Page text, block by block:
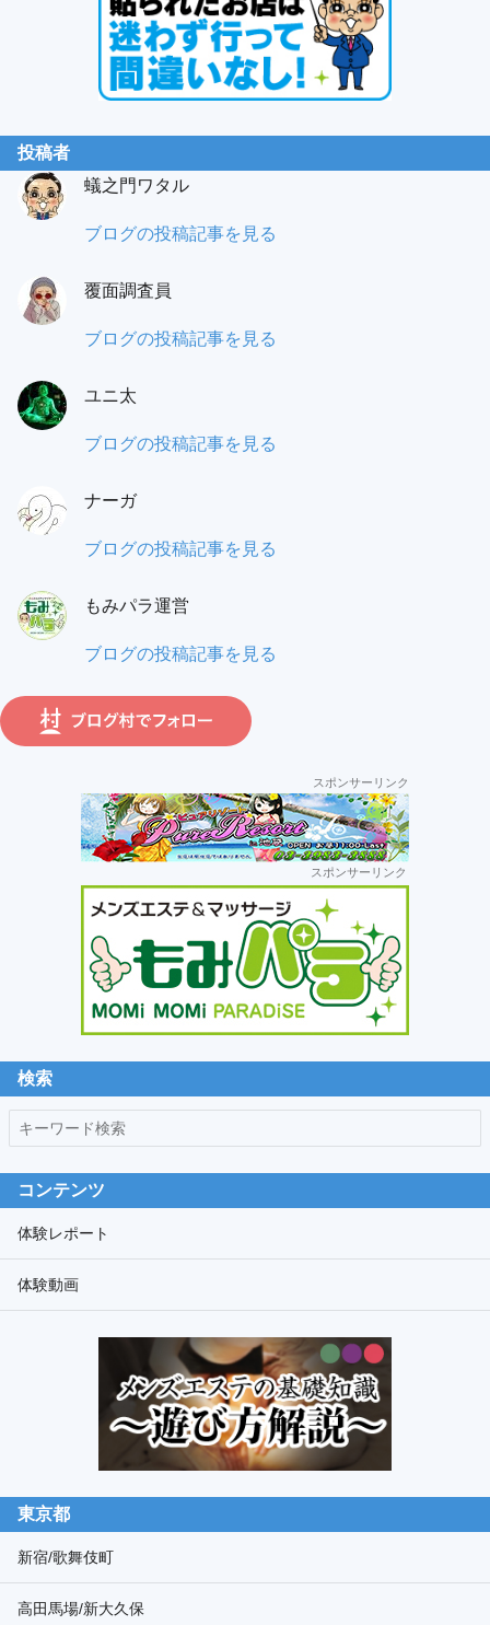
投稿者
蟻之門ワタル
蟻
門
ワ
ル:
ブログの投稿記事を見る
覆面調査員
も
パ
面
査
ブログの投稿記事を見る
ユニ太
ユ
太:
ブログの投稿記事を見る
ナーガ
ナ
ガ:
ブログの投稿記事を見る
もみパラ運営
も
パ
ラ
営:
ブログの投稿記事を見る
スポンサーリンク
ド
バ
ー
スポンサーリンク
検索
キ
ワ
ー
ド
検
索
コンテンツ
体験レポート
体験動画
東京都
新宿/歌舞伎町
高田馬場/新大久保